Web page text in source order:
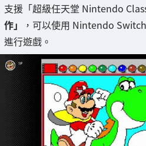
支援「超級任天堂 Nintendo
作」
，可以使用 Nintendo
進行遊戲。